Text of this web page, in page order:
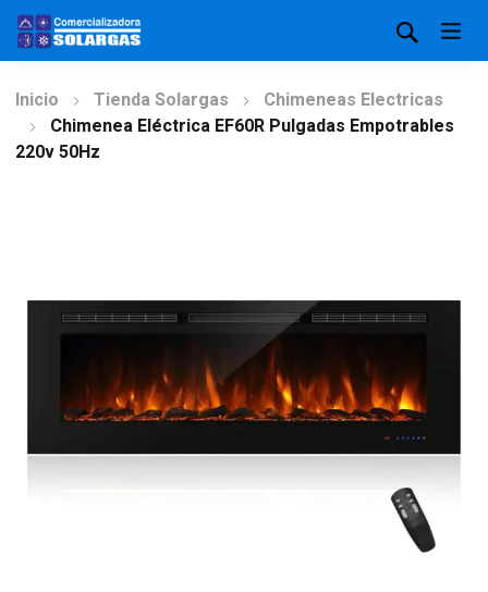
Inicio Tienda Solargas
Chimeneas Electricas
Chimenea Eléctrica EF60R Pulgadas Empotrables
220v 50Hz